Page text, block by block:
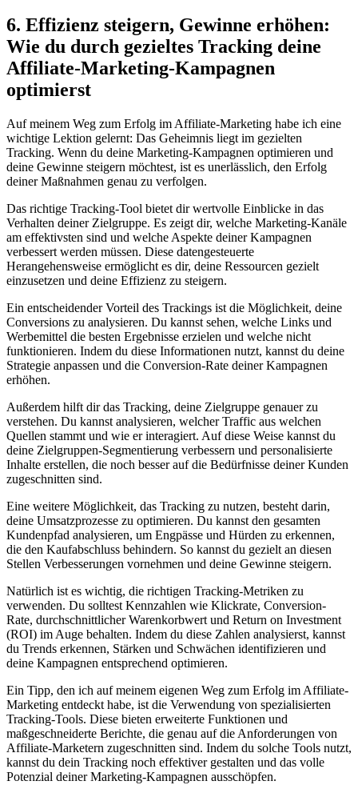
6. Effizienz ⁢steigern,‌ Gewinne erhöhen:
Wie‍ du durch ‍gezieltes Tracking deine
Affiliate-Marketing-Kampagnen
optimierst
Auf‌ meinem Weg zum Erfolg⁢ im Affiliate-Marketing habe ich eine⁤
wichtige Lektion gelernt: ​Das Geheimnis‌ liegt im gezielten
Tracking. Wenn du​ deine Marketing-Kampagnen optimieren ⁤und
deine ​Gewinne steigern möchtest, ist⁢ es unerlässlich, den Erfolg
deiner Maßnahmen genau‍ zu verfolgen.
Das richtige ⁤Tracking-Tool‌ bietet dir wertvolle ⁢Einblicke in das
⁣Verhalten deiner Zielgruppe. Es‌ zeigt dir,⁢ welche Marketing-Kanäle
‌am effektivsten⁣ sind und ‍welche Aspekte⁣ deiner Kampagnen
verbessert ⁢werden ‌müssen. Diese ‌datengesteuerte
⁣Herangehensweise ermöglicht ⁢es dir, deine Ressourcen gezielt
einzusetzen und deine Effizienz zu steigern.
Ein⁣ entscheidender Vorteil des Trackings ist die Möglichkeit, deine
Conversions ​zu analysieren.⁣ Du kannst sehen, welche Links und
⁢Werbemittel die besten Ergebnisse ‍erzielen und welche nicht
funktionieren. Indem⁢ du diese⁣ Informationen nutzt, kannst ‌du⁣ deine
Strategie anpassen⁤ und die Conversion-Rate deiner⁤ Kampagnen
⁢erhöhen.
Außerdem hilft dir ​das Tracking, deine ​Zielgruppe genauer ‍zu
verstehen. ⁣Du kannst analysieren, welcher⁣ Traffic aus‍ welchen
Quellen stammt und wie er interagiert. Auf‌ diese Weise kannst du
deine Zielgruppen-Segmentierung‍ verbessern und personalisierte
Inhalte​ erstellen,⁤ die noch besser⁣ auf die​ Bedürfnisse deiner Kunden
zugeschnitten​ sind.
Eine weitere Möglichkeit, das Tracking zu nutzen,⁤ besteht darin,
deine Umsatzprozesse zu optimieren. ⁢Du kannst den gesamten
Kundenpfad analysieren, ‌um​ Engpässe und Hürden⁣ zu erkennen,
die den Kaufabschluss ‍behindern.‍ So kannst du ⁤gezielt an diesen
Stellen ⁢Verbesserungen vornehmen und⁢ deine ‍Gewinne steigern.
Natürlich ist ⁤es wichtig, die richtigen Tracking-Metriken zu
verwenden. Du solltest Kennzahlen wie Klickrate, Conversion-
Rate, durchschnittlicher ⁣Warenkorbwert und⁢ Return on⁤ Investment‌
(ROI) im Auge behalten. Indem du​ diese Zahlen​ analysierst, kannst ​
du Trends⁢ erkennen,‍ Stärken und Schwächen ⁤identifizieren und
deine Kampagnen entsprechend optimieren.
Ein ⁣Tipp, den ich ‌auf⁤ meinem eigenen Weg ‍zum Erfolg im Affiliate-
Marketing entdeckt habe, ist die Verwendung von⁤ spezialisierten
Tracking-Tools. Diese ‌bieten erweiterte​ Funktionen und
maßgeschneiderte ​Berichte, die ⁤genau​ auf die Anforderungen von
‌Affiliate-Marketern zugeschnitten sind. Indem du solche ⁣Tools nutzt,
kannst du dein ⁣Tracking⁤ noch effektiver gestalten ⁣und ‌das⁤ volle
Potenzial deiner ​Marketing-Kampagnen ausschöpfen.